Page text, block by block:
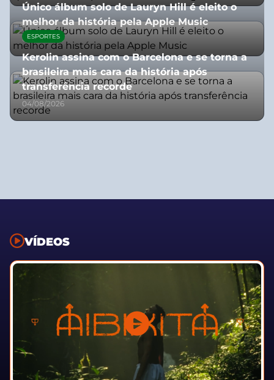
Único álbum solo de Lauryn Hill é eleito o
melhor da história pela Apple Music
06/08/2026
ESPORTES
Kerolin assina com o Barcelona e se torna a
brasileira mais cara da história após
transferência recorde
04/08/2026
VÍDEOS